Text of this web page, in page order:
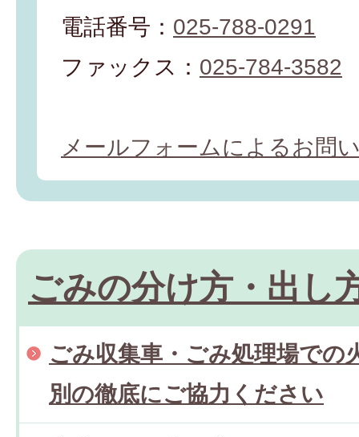
電話番号： 025-788-0291
ファックス： 025-784-3582
メールフォームによるお問
ごみの分け方・出し
ごみ収集車・ごみ処理場での
別の徹底にご協力ください